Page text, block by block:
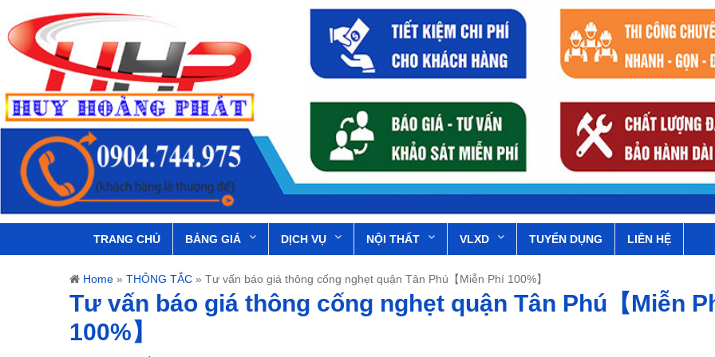
TRANG CHỦ BẢNG GIÁ DỊCH VỤ NỘI THẤT VLXD TUYỂN DỤNG LIÊN HỆ
Home » THÔNG TẮC » Tư vấn báo giá thông cống nghẹt quận Tân Phú【Miễn Phí 100%】
Tư vấn báo giá thông cống nghẹt quận Tân Phú【Miễn
100%】